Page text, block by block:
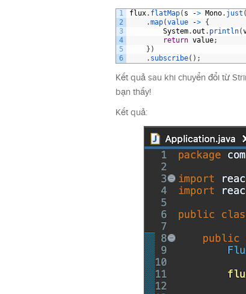
1
2
3
4
5
6
flux. flatMap( s -> Mono. just (
.map(value -> {
System.out . println(
return value;
} )
. subscribe( ) ;
Kết quả sau khi chuyển đổi từ
bạn thấy!
Kết quả: